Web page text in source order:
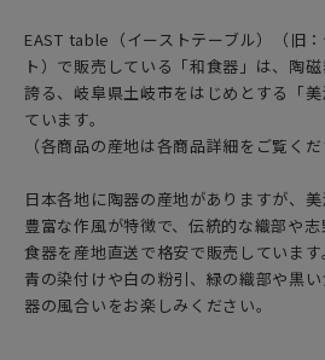
EAST table（イーストテーブル）（旧
ト）で販売している「和食器」は、陶
誇る、岐阜県土岐市をはじめとする「
ています。
（各商品の産地は各商品詳細をご覧くだ
日本各地に陶器の産地がありますが、
豊富な作風が特徴で、伝統的な織部や
食器を産地直送で格安で販売しています。
青の染付けや白の粉引、緑の織部や黒
器の風合いをお楽しみください。